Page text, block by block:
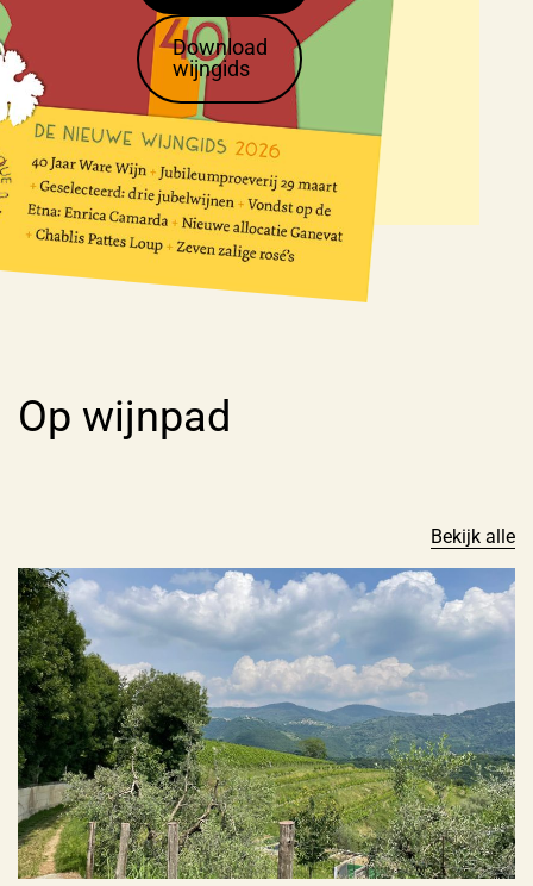
Download
wijngids
Op wijnpad
Bekijk alle